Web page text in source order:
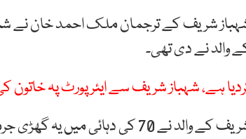
شریف کے ترجمان ملک احمد خان نے
والد نے دی تھی۔
ہے، شہباز شریف سے ایئرپورٹ پہ
انہوں نے مزید کہا کہ شہباز شریف کے